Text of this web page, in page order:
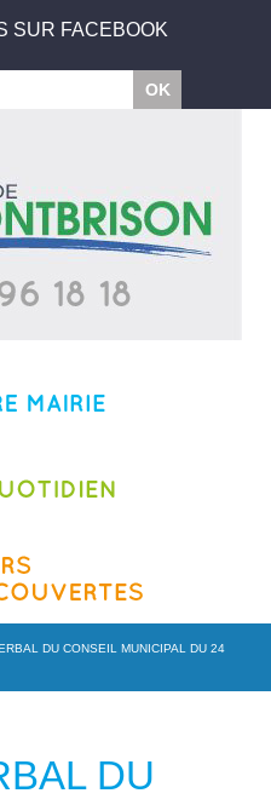
SUR FACEBOOK
DU CONSEIL MUNICIPAL DU 24
DU